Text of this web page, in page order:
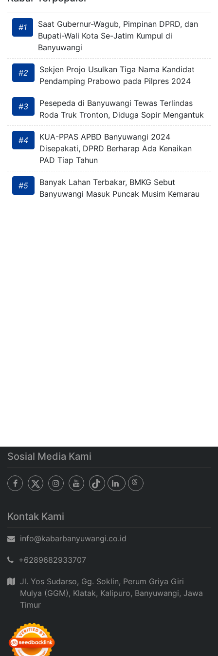
#1
Saat Gubernur-Wagub, Pimpinan DPRD, dan
Bupati-Wali Kota Se-Jatim Kumpul di
Banyuwangi
#2
Sekjen Projo Usulkan Tiga Nama Kandidat
Pendamping Prabowo pada Pilpres 2024
#3
Pesepeda di Banyuwangi Tewas Terlindas
Roda Truk Tronton, Diduga Sopir Mengantuk
#4
KUA-PPAS APBD Banyuwangi 2024
Disepakati, DPRD Berharap Ada Kenaikan
PAD Tiap Tahun
#5
Banyak Lahan Terbakar, BMKG Sebut
Banyuwangi Masuk Puncak Musim Kemarau
Sosial Media Kami
Kontak Kami
info@kabarbanyuwangi.co.id
+6289682933707
Jl. Yos Sudarso, Gg. Soklin, Perum Griya Giri
Mulya (GGM), Klatak, Kalipuro, Banyuwangi, Jawa
Timur